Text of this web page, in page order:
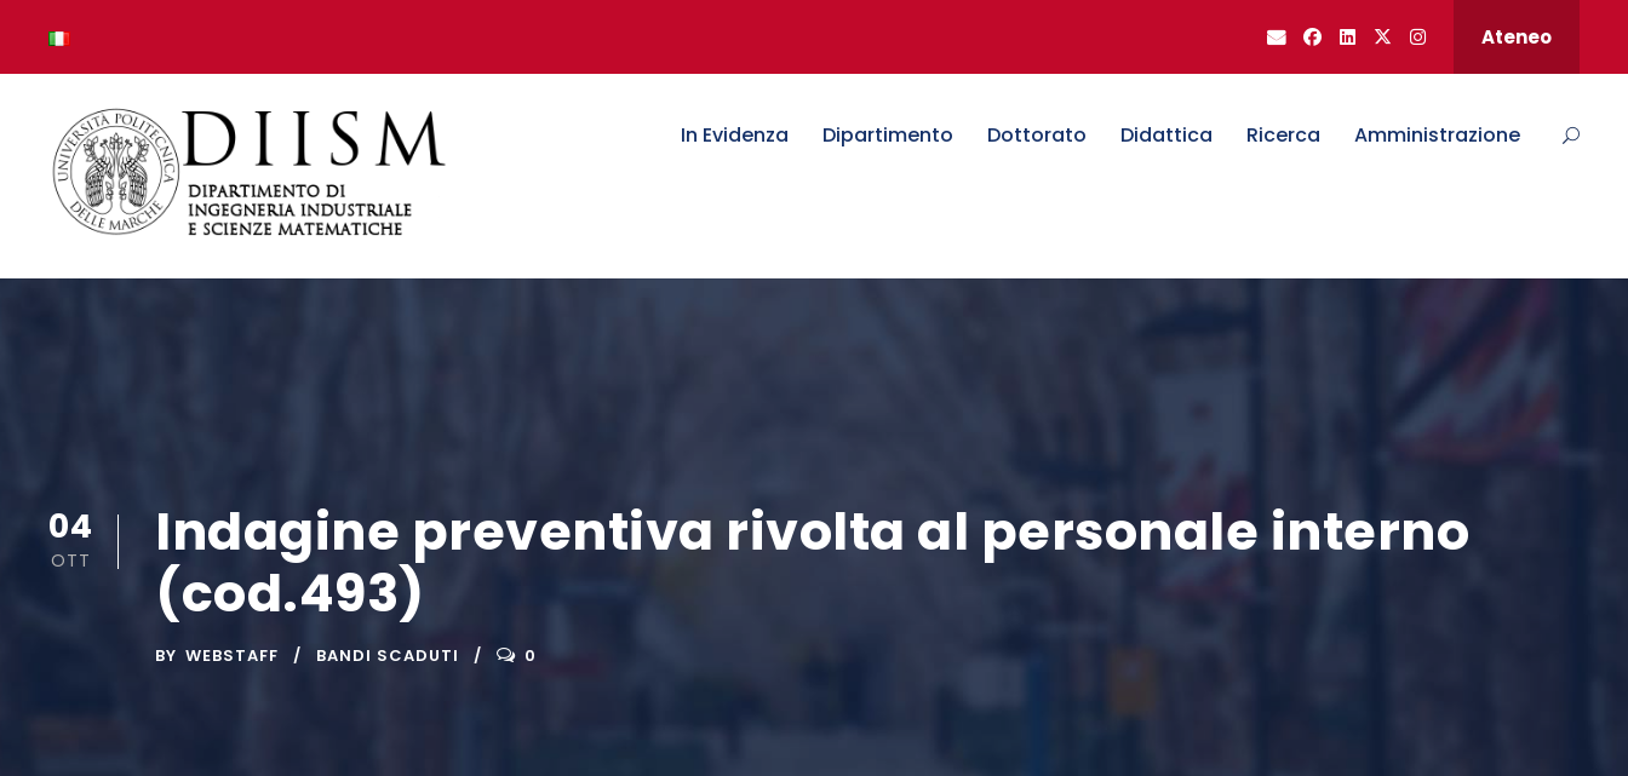
Ateneo
In Evidenza Dipartimento Dottorato Didattica Ricerca Amministrazione
04
OTT
Indagine preventiva rivolta al personale interno
(cod.493)
BY WEBSTAFF BANDI SCADUTI 0